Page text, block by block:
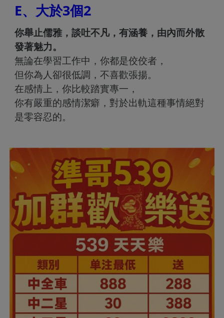
E、大於3個2
你舉止儒雅，談吐不凡，有涵養，由內而外散
發著魅力。
無論在學習工作中，你都是佼佼者，
但你為人卻很低調，不喜歡張揚。
在感情上，你比較踏實專一，
你有嚴重的感情潔癖，對於出軌這種事情絕對
是零容忍的。